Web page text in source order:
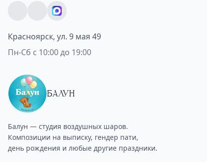
Красноярск, ул. 9 мая 49
Пн-Сб с 10:00 до 19:00
БАЛУН
Балун — студия воздушных шаров.
Композиции на выписку, гендер пати,
день рождения и любые другие праздники.